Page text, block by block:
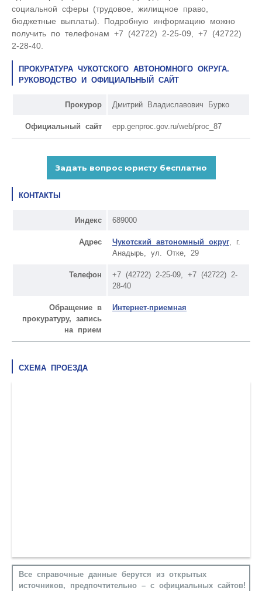
социальной сферы (трудовое, жилищное право,
бюджетные выплаты). Подробную информацию можно
получить по телефонам +7 (42722) 2-25-09, +7 (42722)
2-28-40.
ПРОКУРАТУРА ЧУКОТСКОГО АВТОНОМНОГО ОКРУГА.
РУКОВОДСТВО И ОФИЦИАЛЬНЫЙ САЙТ
Прокурор Дмитрий Владиславович Бурко
Официальный сайт epp.genproc.gov.ru/web/proc_87
КОНТАКТЫ
Индекс 689000
Адрес Чукотский автономный округ , г.
Анадырь, ул. Отке, 29
Телефон
+7 (42722) 2-25-09, +7 (42722) 2-
28-40
Обращение в
прокуратуру, запись
на прием
Интернет-приемная
СХЕМА ПРОЕЗДА
Все справочные данные берутся из открытых
источников, предпочтительно – с официальных сайтов!